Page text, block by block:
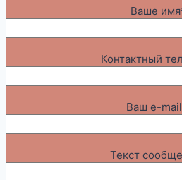
Ваше
Контактный
Ваш e-
Текст